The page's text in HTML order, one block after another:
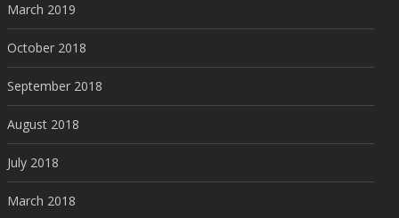
March 2019
October 2018
September 2018
August 2018
July 2018
March 2018